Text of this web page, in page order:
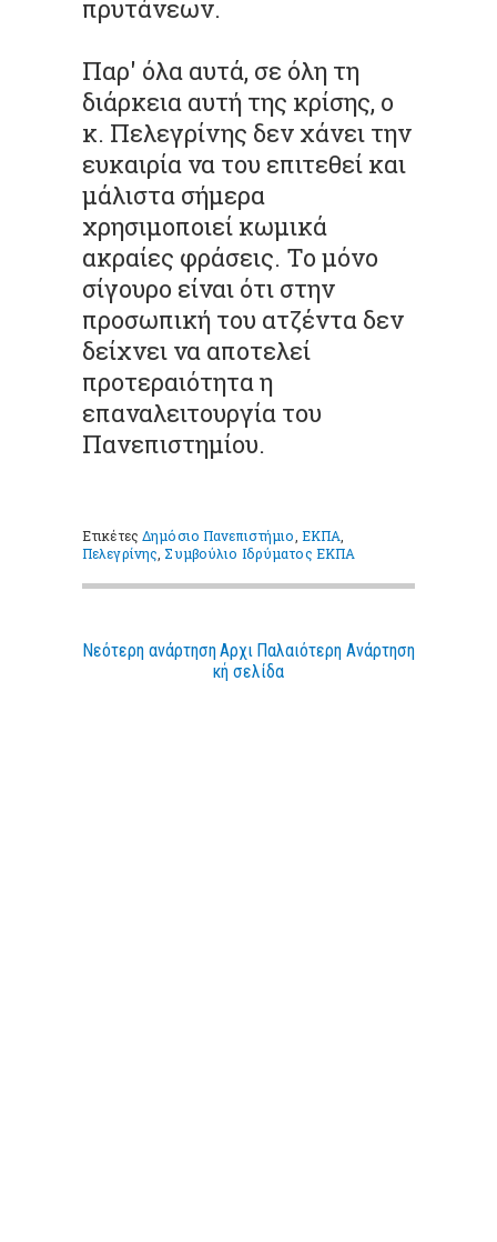
πρυτάνεων.
Παρ' όλα αυτά, σε όλη τη
διάρκεια αυτή της κρίσης, ο
κ. Πελεγρίνης δεν χάνει την
ευκαιρία να του επιτεθεί και
μάλιστα σήμερα
χρησιμοποιεί κωμικά
ακραίες φράσεις. Το μόνο
σίγουρο είναι ότι στην
προσωπική του ατζέντα δεν
δείχνει να αποτελεί
προτεραιότητα η
επαναλειτουργία του
Πανεπιστημίου.
ΕτικέτεςΔημόσιο Πανεπιστήμιο, ΕΚΠΑ,
Πελεγρίνης, Συμβούλιο Ιδρύματος ΕΚΠΑ
Νεότερη ανάρτηση Παλαιότερη Ανάρτηση
Αρχι
κή σελίδα